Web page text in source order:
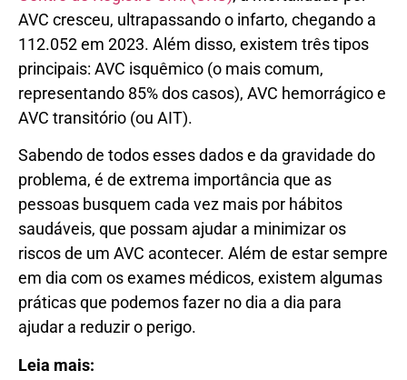
AVC cresceu, ultrapassando o infarto, chegando a
112.052 em 2023. Além disso, existem três tipos
principais: AVC isquêmico (o mais comum,
representando 85% dos casos), AVC hemorrágico e
AVC transitório (ou AIT).
Sabendo de todos esses dados e da gravidade do
problema, é de extrema importância que as
pessoas busquem cada vez mais por hábitos
saudáveis, que possam ajudar a minimizar os
riscos de um AVC acontecer. Além de estar sempre
em dia com os exames médicos, existem algumas
práticas que podemos fazer no dia a dia para
ajudar a reduzir o perigo.
Leia mais: